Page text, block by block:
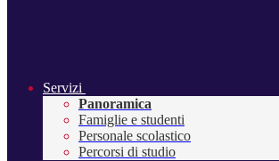
Servizi
Panoramica
Famiglie e studenti
Personale scolastico
Percorsi di studio